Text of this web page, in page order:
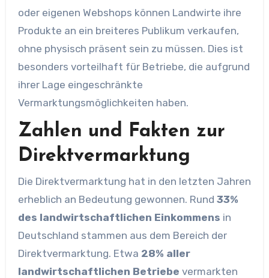
oder eigenen Webshops können Landwirte ihre
Produkte an ein breiteres Publikum verkaufen,
ohne physisch präsent sein zu müssen. Dies ist
besonders vorteilhaft für Betriebe, die aufgrund
ihrer Lage eingeschränkte
Vermarktungsmöglichkeiten haben.
Zahlen und Fakten zur
Direktvermarktung
Die Direktvermarktung hat in den letzten Jahren
erheblich an Bedeutung gewonnen. Rund 33%
des landwirtschaftlichen Einkommens in
Deutschland stammen aus dem Bereich der
Direktvermarktung. Etwa 28% aller
landwirtschaftlichen Betriebe vermarkten